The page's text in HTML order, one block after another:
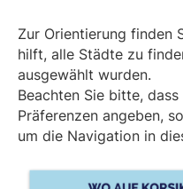
Zur Orientierung finden
hilft, alle Städte zu
ausgewählt wurden.
Beachten Sie bitte,
Präferenzen angeben,
um die Navigation in